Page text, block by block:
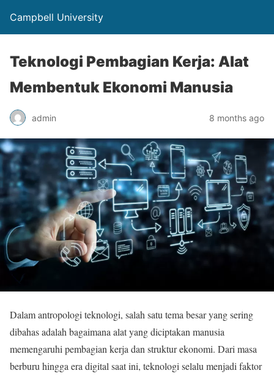
Campbell University
Teknologi Pembagian Kerja: Alat
Membentuk Ekonomi Manusia
admin 8 months ago
Dalam antropologi teknologi, salah satu tema besar yang sering
dibahas adalah bagaimana alat yang diciptakan manusia
memengaruhi pembagian kerja dan struktur ekonomi. Dari masa
berburu hingga era digital saat ini, teknologi selalu menjadi faktor